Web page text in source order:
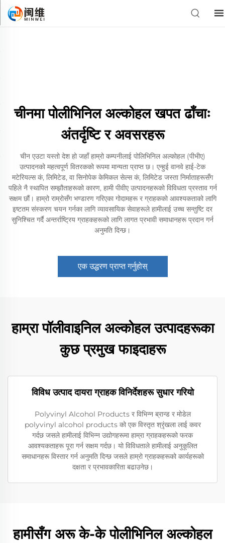
चीनमा पोलीभिनिल अल्कोहल खपत ढाँचाः
अंतर्दृष्टि र अवसरहरू
चीन एउटा यस्तो देश हो जहाँ हाम्रो कम्पनीलाई पोलिभिनिल अल्कोहल (पीभीए)
उत्पादनको महत्वपूर्ण वितरकको रूपमा मान्यता प्राप्त छ। एन्हुई वानवे हाई-टेक
मटेरियल्स कं, लिमिटेड, वा सिनोपेक केमिकल सेल्स कं, लिमिटेड जस्ता निर्माताहरूसँग
पहिले नै स्थापित सम्झौताहरूको कारण, हामी पीवीए उत्पादनहरूको विविधता प्रस्ताव गर्न
सक्षम छौं। हाम्रो राम्रोसँग भण्डारण गरिएका गोदामहरू र ग्राहकको आवश्यकताको लागि
इष्टतम संस्करण चयन गर्नका लागि व्यावसायिक सेवाहरूले हामीलाई उच्च सन्तुष्टि दर
सुनिश्चित गर्दै अन्तर्राष्ट्रिय ग्राहकहरूको लागि लागत प्रभावी समाधानहरू प्रदान गर्न
अनुमति दिन्छ।
एक उद्धरण प्राप्त गर्नुहोस्
हाम्रा पॉलीवाइनिल अल्कोहल उत्पादहरूका
कुछ प्रमुख फाइदाहरू
विविध उत्पाद दायरा ग्राहक विनिर्देशहरू सुधार गरियो
Polyvinyl Alcohol Products र विभिन्न ब्रान्ड र मोडेल
polyvinyl alcohol products को एक विस्तृत श्रृंखला लाई कवर
गर्दछ जसले हामीलाई विभिन्न उद्योगहरूमा हाम्रा ग्राहकहरूको फरक
आवश्यकताहरू पूरा गर्न सक्षम गर्दछ। यो विविधताले हामीलाई अनुकूलित
समाधानहरू विस्तार गर्न अनुमति दिन्छ जसले हाम्रो ग्राहकहरूको कार्यहरूको
दक्षता र प्रभावकारिता बढाउनेछ।
हामीसँग अरू के-के पोलीभिनिल अल्कोहल